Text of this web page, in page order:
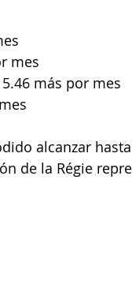
mes
más por mes
alcanzar
de la Régie